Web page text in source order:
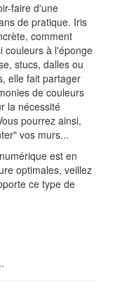
faire d'une
de pratique. Iris
comment
couleurs à l'éponge
stucs, dalles ou
elle fait partager
de couleurs
la nécessité
pourrez ainsi,
vos murs...
est en
optimales, veillez
ce type de